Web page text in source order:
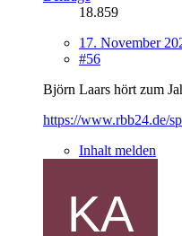
18.859
17. November
#56
Björn Laars hört zum
https://www.rbb24.de/
Inhalt melden